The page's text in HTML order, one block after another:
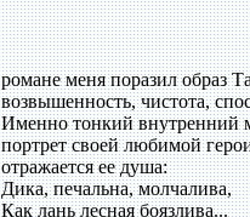
романе меня поразил образ
возвышенность, чистота,
Именно тонкий внутренний
портрет своей любимой
отражается ее душа:
Дика, печальна, молчалива,
Как лань лесная боязлива...